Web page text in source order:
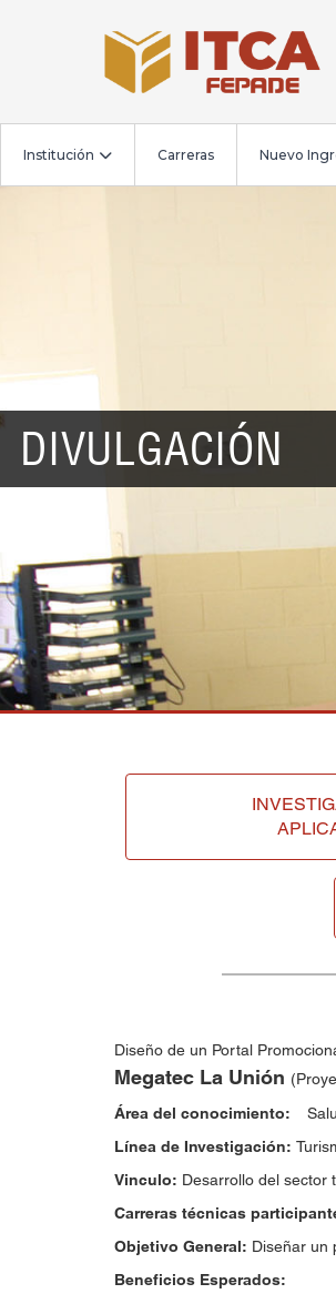
Institución Carreras Nuevo
DIVULGACIÓN
Diseño de un Portal
Megatec La Unión
Área del conocimiento:
Línea de Investigación:
Vinculo: Desarrollo del sector
Carreras técnicas
Objetivo General: Diseñar un
Beneficios Esperados: